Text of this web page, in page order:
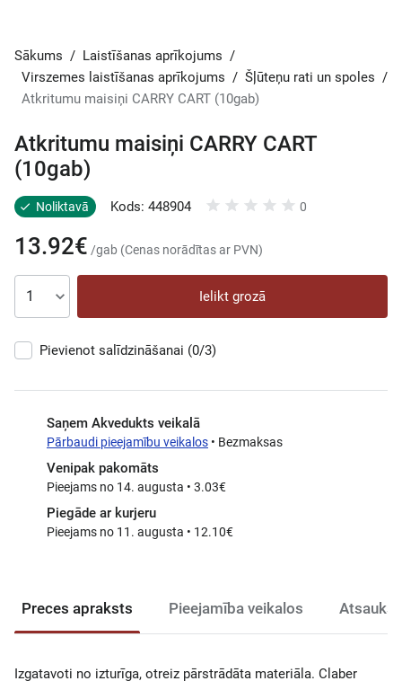
Sākums / Laistīšanas aprīkojums /
Virszemes laistīšanas aprīkojums / Šļūteņu rati un spoles /
Atkritumu maisiņi CARRY CART (10gab)
Preces apraksts Pieejamība veikalos
Izgatavoti no izturīga, otreiz pārstrādāta materiāla. Claber
Atkritumu maisiņi CARRY CART
(10gab)
Noliktavā Kods: 448904 0
13.92€ /gab (Cenas norādītas ar PVN)
Ielikt grozā
Pievienot salīdzināšanai (0/3)
Saņem Akvedukts veikalā
Pārbaudi pieejamību veikalos • Bezmaksas
Venipak pakomāts
Pieejams no 14. augusta • 3.03€
Piegāde ar kurjeru
Pieejams no 11. augusta • 12.10€